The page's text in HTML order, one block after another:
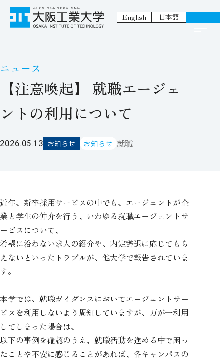
English 日本語
ニュース
【注意喚起】 就職エージェ
ントの利用について
2026.05.13 お知らせ お知らせ 就職
近年、新卒採用サービスの中でも、エージェントが企
業と学生の仲介を行う、いわゆる就職エージェントサ
ービスについて、
希望に沿わない求人の紹介や、内定辞退に応じてもら
えないといったトラブルが、他大学で報告されていま
す。
本学では、就職ガイダンスにおいてエージェントサー
ビスを利用しないよう周知していますが、万が一利用
してしまった場合は、
以下の事例を確認のうえ、就職活動を進める中で困っ
たことや不安に感じることがあれば、各キャンパスの